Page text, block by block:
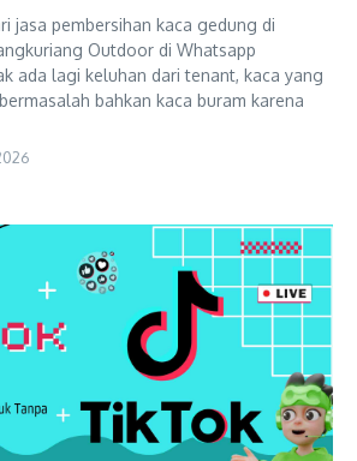
jasa pembersihan kaca gedung di
Outdoor di Whatsapp
ada lagi keluhan dari tenant, kaca yang
bahkan kaca buram karena